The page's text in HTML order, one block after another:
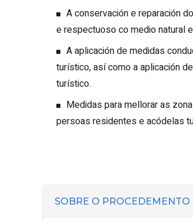
A conservación e reparación
e respectuoso co medio natural
A aplicación de medidas
turístico, así como a aplicación
turístico.
Medidas para mellorar as
persoas residentes e acódelas
SOBRE O PROCEDEMENTO